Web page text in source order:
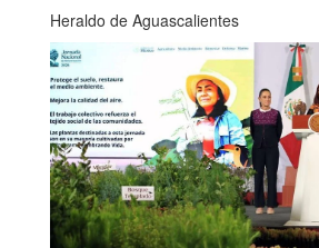
Heraldo de Aguascalientes